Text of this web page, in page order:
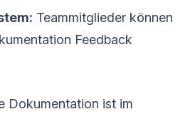
Teammitglieder können
Feedback
Dokumentation ist im